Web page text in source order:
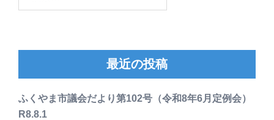
最近の投稿
ふくやま市議会だより第102号（令和8年6月定例会）
R8.8.1